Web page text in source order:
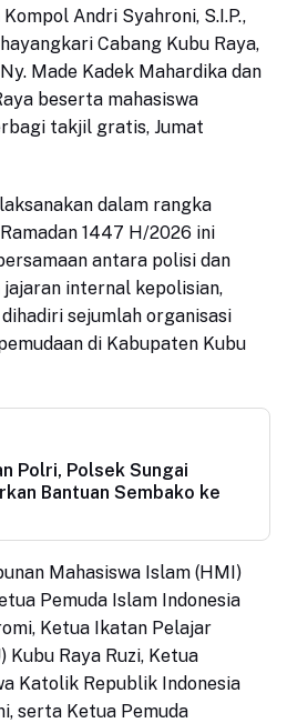
Andri Syahroni, S.I.P.,
Cabang Kubu Raya,
Made Kadek Mahardika dan
beserta mahasiswa
takjil gratis, Jumat
dalam rangka
1447 H/2026 ini
antara polisi dan
internal kepolisian,
sejumlah organisasi
di Kabupaten Kubu
Polri, Polsek Sungai
Bantuan Sembako ke
Mahasiswa Islam (HMI)
Pemuda Islam Indonesia
Ketua Ikatan Pelajar
Kubu Raya Ruzi, Ketua
Katolik Republik Indonesia
serta Ketua Pemuda